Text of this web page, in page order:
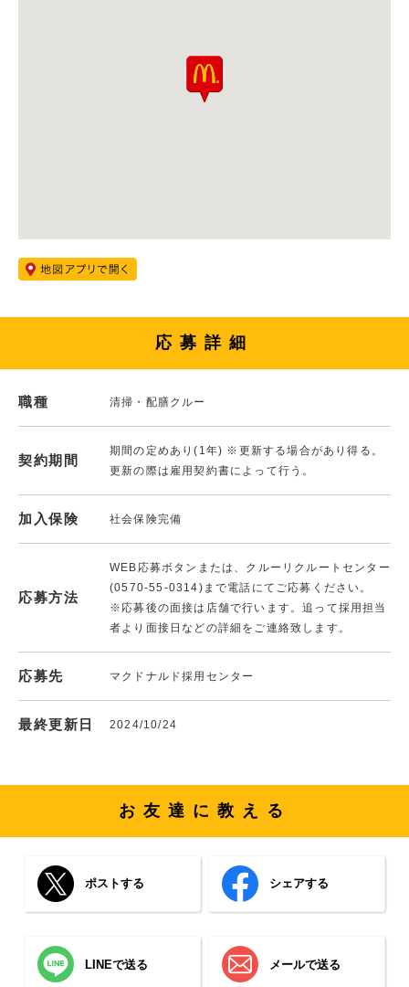
応募詳細
職種 清掃・配膳クルー
契約期間
期間の定めあり(1年) ※更新する場合があり得る。
更新の際は雇用契約書によって行う。
加入保険 社会保険完備
応募方法
WEB応募ボタンまたは、クルーリクルートセンター
(0570-55-0314)まで電話にてご応募ください。
※応募後の面接は店舗で行います。追って採用担当
者より面接日などの詳細をご連絡致します。
応募先 マクドナルド採用センター
最終更新日 2024/10/24
お友達に教える
ポストする シェアする
LINEで送る メールで送る